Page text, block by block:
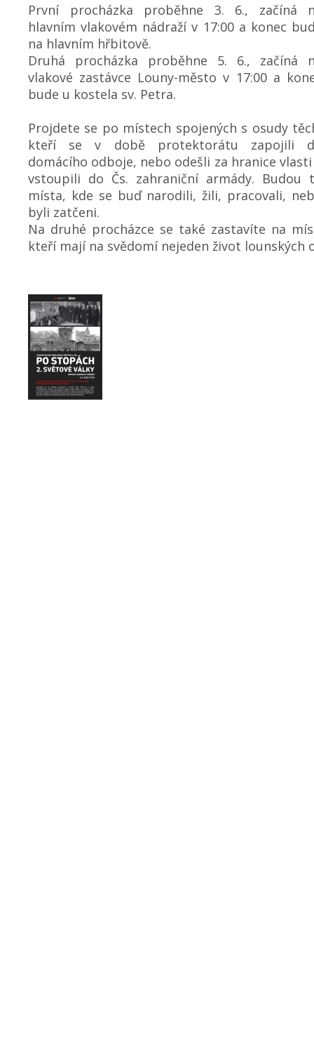
První procházka proběhne 3. 6., začíná
hlavním vlakovém nádraží v 17:00 a konec
na hlavním hřbitově.
Druhá procházka proběhne 5. 6., začíná
vlakové zastávce Louny-město v 17:00 a
bude u kostela sv. Petra.
Projdete se po místech spojených s osudy
kteří se v době protektorátu zapojili
domácího odboje, nebo odešli za hranice
vstoupili do Čs. zahraniční armády. Budou
místa, kde se buď narodili, žili, pracovali,
byli zatčeni.
Na druhé procházce se také zastavíte na
kteří mají na svědomí nejeden život lounských